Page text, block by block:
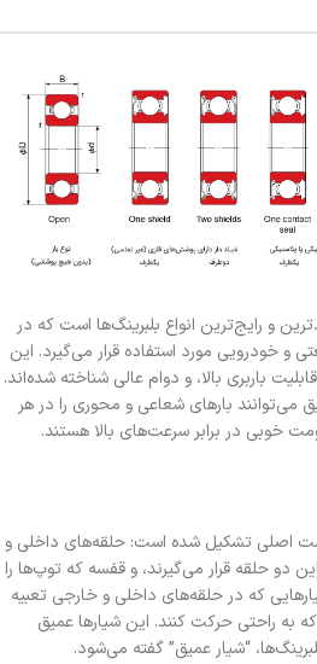
و رایج‌ترین انواع بلبرینگ‌ها است که در
و خودرویی مورد استفاده قرار می‌گیرد. این
باربری بالا، و دوام عالی شناخته شده‌اند.
می‌توانند بارهای شعاعی و محوری را در هر
خوبی در برابر سرعت‌های بالا هستند.
اصلی تشکیل شده است: حلقه‌های داخلی و
دو حلقه قرار می‌گیرند، و قفسه که توپ‌ها را
که در حلقه‌های داخلی و خارجی تعبیه
به راحتی حرکت کنند. این شیارها عمیق
“شیار عمیق” گفته می‌شود.